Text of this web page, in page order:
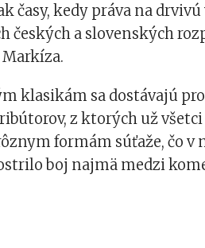
časy, kedy práva na drvivú
českých a slovenských
klasikám sa dostávajú
z ktorých už
formám súťaže, čo v
boj najmä medzi